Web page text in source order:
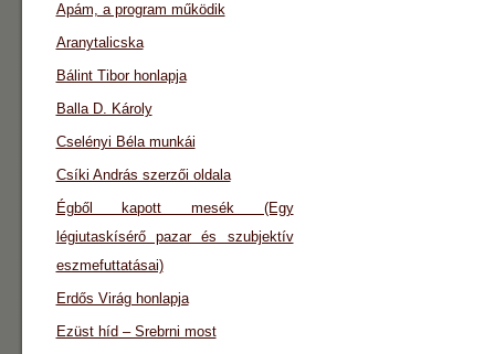
Apám, a program működik
Aranytalicska
Bálint Tibor honlapja
Balla D. Károly
Cselényi Béla munkái
Csíki András szerzői oldala
Égből kapott mesék (Egy
légiutaskísérő pazar és szubjektív
eszmefuttatásai)
Erdős Virág honlapja
Ezüst híd – Srebrni most